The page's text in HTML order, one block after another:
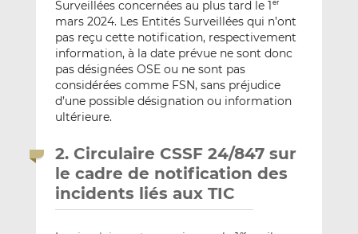
Surveillées concernées au plus tard le 1 er
mars 2024. Les Entités Surveillées qui n’ont
pas reçu cette notification, respectivement
information, à la date prévue ne sont donc
pas désignées OSE ou ne sont pas
considérées comme FSN, sans préjudice
d’une possible désignation ou information
ultérieure.
2. Circulaire CSSF 24/847 sur
le cadre de notification des
incidents liés aux TIC